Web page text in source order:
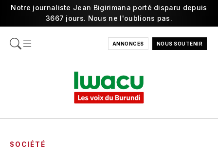
Notre journaliste Jean Bigirimana porté disparu depuis
3667 jours. Nous ne l'oublions pas.
ANNONCES NOUS SOUTENIR
SOCIÉTÉ